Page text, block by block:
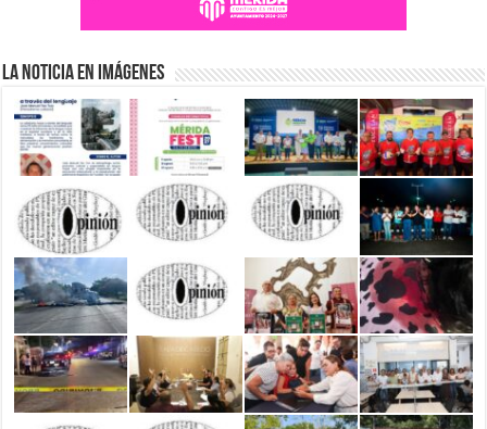
La Noticia en Imágenes